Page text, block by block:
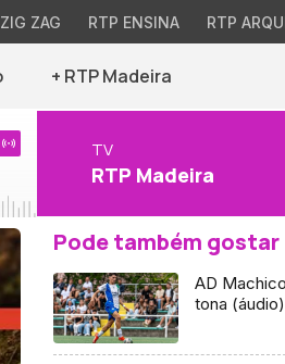
ZAG RTP ENSINA RTP
+ RTP Madeira
TV
RTP Madeira
Pode também gostar
AD
tona (áudio)